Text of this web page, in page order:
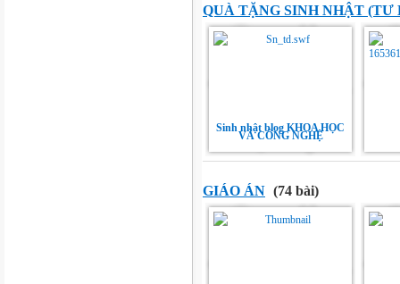
QUÀ TẶNG SINH NHẬT (TƯ
Sinh nhật blog KHOA HỌC
VÀ CÔNG NGHỆ
GIÁO ÁN (74 bài)